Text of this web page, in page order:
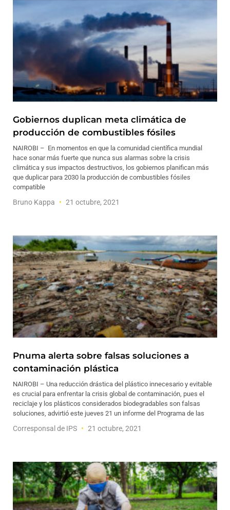
Gobiernos duplican meta climática de
producción de combustibles fósiles
NAIROBI – En momentos en que la comunidad científica mundial
hace sonar más fuerte que nunca sus alarmas sobre la crisis
climática y sus impactos destructivos, los gobiernos planifican más
que duplicar para 2030 la producción de combustibles fósiles
compatible
Bruno Kappa 21 octubre, 2021
Pnuma alerta sobre falsas soluciones a
contaminación plástica
NAIROBI – Una reducción drástica del plástico innecesario y evitable
es crucial para enfrentar la crisis global de contaminación, pues el
reciclaje y los plásticos considerados biodegradables son falsas
soluciones, advirtió este jueves 21 un informe del Programa de las
Corresponsal de IPS 21 octubre, 2021